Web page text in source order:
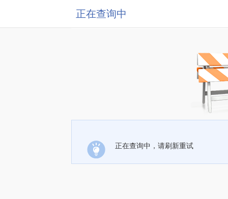
正在查询中
正在查询中，请刷新重试